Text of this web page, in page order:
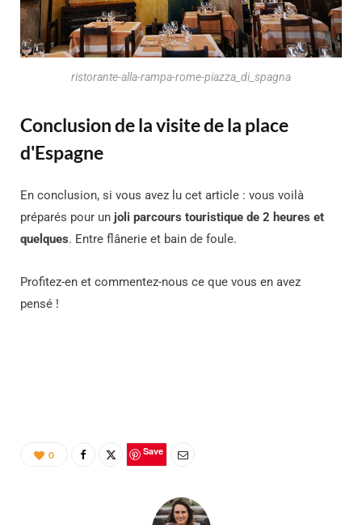
ristorante-alla-rampa-rome-piazza_di_spagna
Conclusion de la visite de la place
d'Espagne
En conclusion, si vous avez lu cet article : vous voilà
préparés pour un joli parcours touristique de 2 heures et
quelques. Entre flânerie et bain de foule.
Profitez-en et commentez-nous ce que vous en avez
pensé !
0 Save